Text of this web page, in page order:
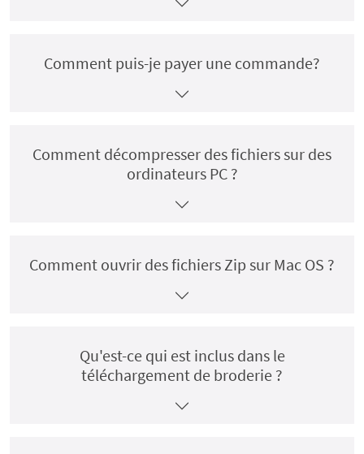
Comment puis-je payer une commande?
Comment décompresser des fichiers sur des
ordinateurs PC ?
Comment ouvrir des fichiers Zip sur Mac OS ?
Qu'est-ce qui est inclus dans le
téléchargement de broderie ?